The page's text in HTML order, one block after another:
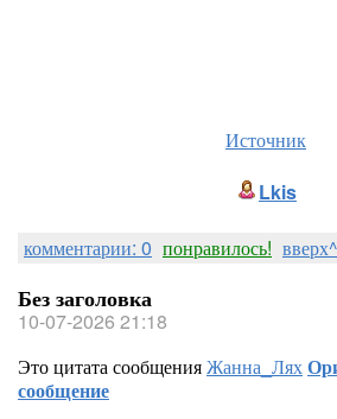
Источник
Lkis
комментарии: 0 понравилось! вверх^
Без заголовка
10-07-2026 21:18
Это цитата сообщенияЖанна_Лях
сообщение